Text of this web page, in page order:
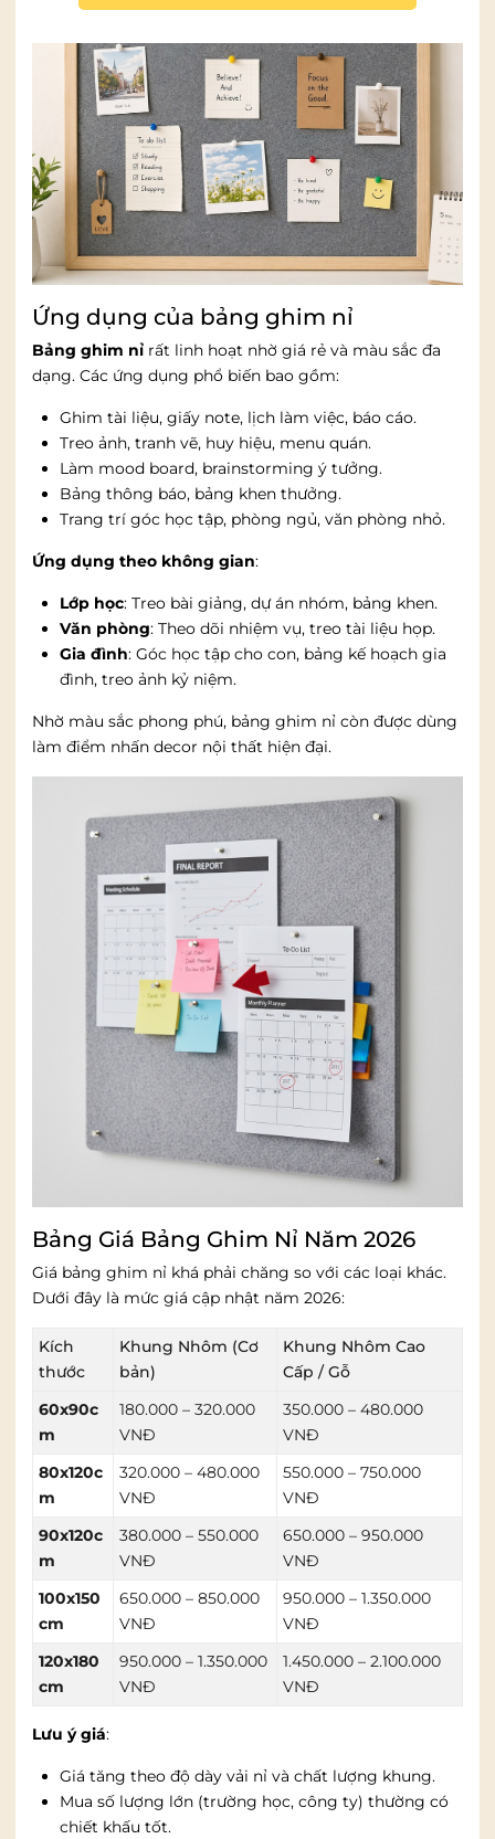
Ứng dụng của bảng ghim nỉ
Bảng ghim nỉ rất linh hoạt nhờ giá rẻ và màu sắc đa
dạng. Các ứng dụng phổ biến bao gồm:
Ghim tài liệu, giấy note, lịch làm việc, báo cáo.
Treo ảnh, tranh vẽ, huy hiệu, menu quán.
Làm mood board, brainstorming ý tưởng.
Bảng thông báo, bảng khen thưởng.
Trang trí góc học tập, phòng ngủ, văn phòng nhỏ.
Ứng dụng theo không gian:
Lớp học: Treo bài giảng, dự án nhóm, bảng khen.
Văn phòng: Theo dõi nhiệm vụ, treo tài liệu họp.
Gia đình: Góc học tập cho con, bảng kế hoạch gia
đình, treo ảnh kỷ niệm.
Nhờ màu sắc phong phú, bảng ghim nỉ còn được dùng
làm điểm nhấn decor nội thất hiện đại.
Bảng Giá Bảng Ghim Nỉ Năm 2026
Giá bảng ghim nỉ khá phải chăng so với các loại khác.
Dưới đây là mức giá cập nhật năm 2026:
Kích
thước
Khung Nhôm (Cơ
bản)
Khung Nhôm Cao
Cấp / Gỗ
60x90c
m
180.000 – 320.000
VNĐ
350.000 – 480.000
VNĐ
80x120c
m
320.000 – 480.000
VNĐ
550.000 – 750.000
VNĐ
90x120c
m
380.000 – 550.000
VNĐ
650.000 – 950.000
VNĐ
100x150
cm
650.000 – 850.000
VNĐ
950.000 – 1.350.000
VNĐ
120x180
cm
950.000 – 1.350.000
VNĐ
1.450.000 – 2.100.000
VNĐ
Lưu ý giá:
Giá tăng theo độ dày vải nỉ và chất lượng khung.
Mua số lượng lớn (trường học, công ty) thường có
chiết khấu tốt.